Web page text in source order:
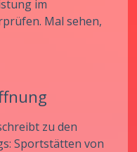
im
Mal sehen,
zu den
Sportstätten von